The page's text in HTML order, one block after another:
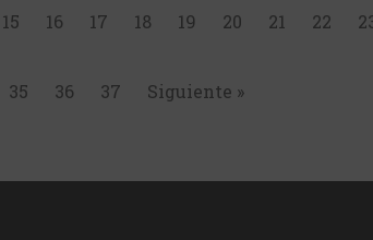
15 16 17 18 19 20 21 22
35 36 37 Siguiente »